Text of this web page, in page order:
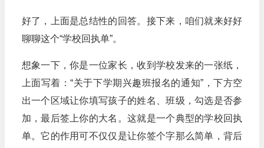
好了，上面是总结性的回答。接下来，咱们就来好好
聊聊这个“学校回执单”。
想象一下，你是一位家长，收到学校发来的一张纸，
上面写着：“关于下学期兴趣班报名的通知”，下方空
出一个区域让你填写孩子的姓名、班级，勾选是否参
加，最后签上你的大名。这就是一个典型的学校回执
单。它的作用可不仅仅是让你签个字那么简单，背后